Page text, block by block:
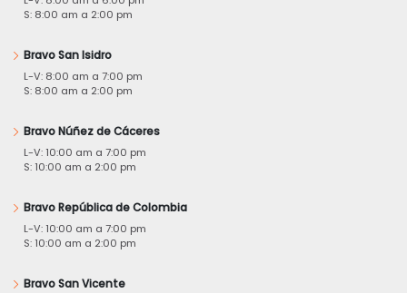
S: 8:00 am a 2:00 pm
Bravo San Isidro
L-V: 8:00 am a 7:00 pm
S: 8:00 am a 2:00 pm
Bravo Núñez de Cáceres
L-V: 10:00 am a 7:00 pm
S: 10:00 am a 2:00 pm
Bravo República de Colombia
L-V: 10:00 am a 7:00 pm
S: 10:00 am a 2:00 pm
Bravo San Vicente